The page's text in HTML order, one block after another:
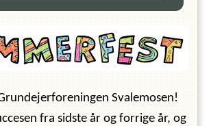
Svalemosen!
fra sidste år og forrige år, og